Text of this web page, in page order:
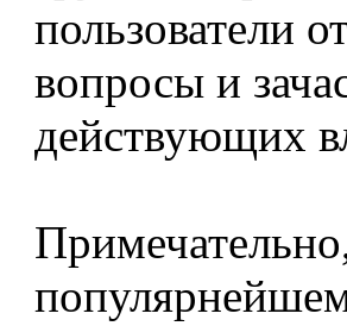
пользователи
вопросы и
действующих